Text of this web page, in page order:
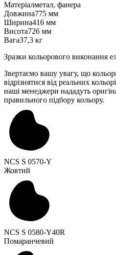
Матеріалметал, фанера
Довжина775 мм
Ширина416 мм
Висота726 мм
Вага37,3 кг
Зразки кольорового виконання
Звертаємо вашу увагу, що
відрізнятися від реальних
наші менеджери нададуть
правильного підбору кольору.
NCS S 0570-Y
Жовтий
NCS S 0580-Y40R
Помаранчевий